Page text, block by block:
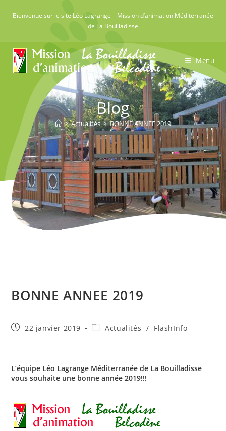
Bienvenue sur le site Léo Lagrange – Mission d’animation Méditerranée
de La Bouilladisse
Menu
Blog
> Actualités > BONNE ANNEE 2019
BONNE ANNEE 2019
Publication
22 janvier 2019
PostActualités / FlashInfo
L’équipe Léo Lagrange Méditerranée de La Bouilladisse
vous souhaite une bonne année 2019!!!